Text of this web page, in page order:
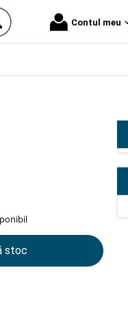
Contul meu
stoc